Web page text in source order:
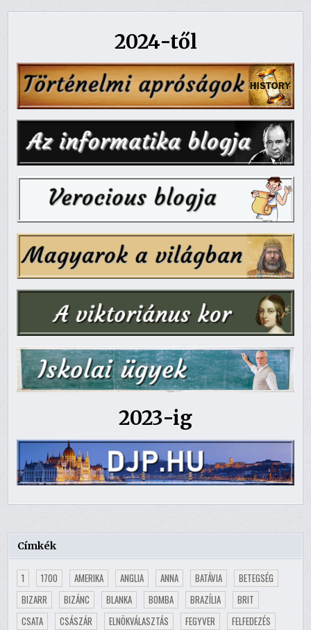
2024-től
2023-ig
Címkék
1 1700 AMERIKA ANGLIA ANNA BATÁVIA
BETEGSÉG
BIZARR
BIZÁNC BLANKA BOMBA BRAZÍLIA
BRIT
CSATA
CSÁSZÁR ELNÖKVÁLASZTÁS FEGYVER
FELFEDEZÉS